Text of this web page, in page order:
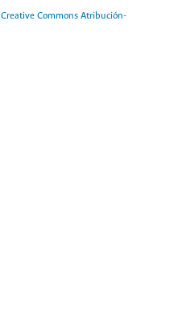
Creative Commons Atribución-